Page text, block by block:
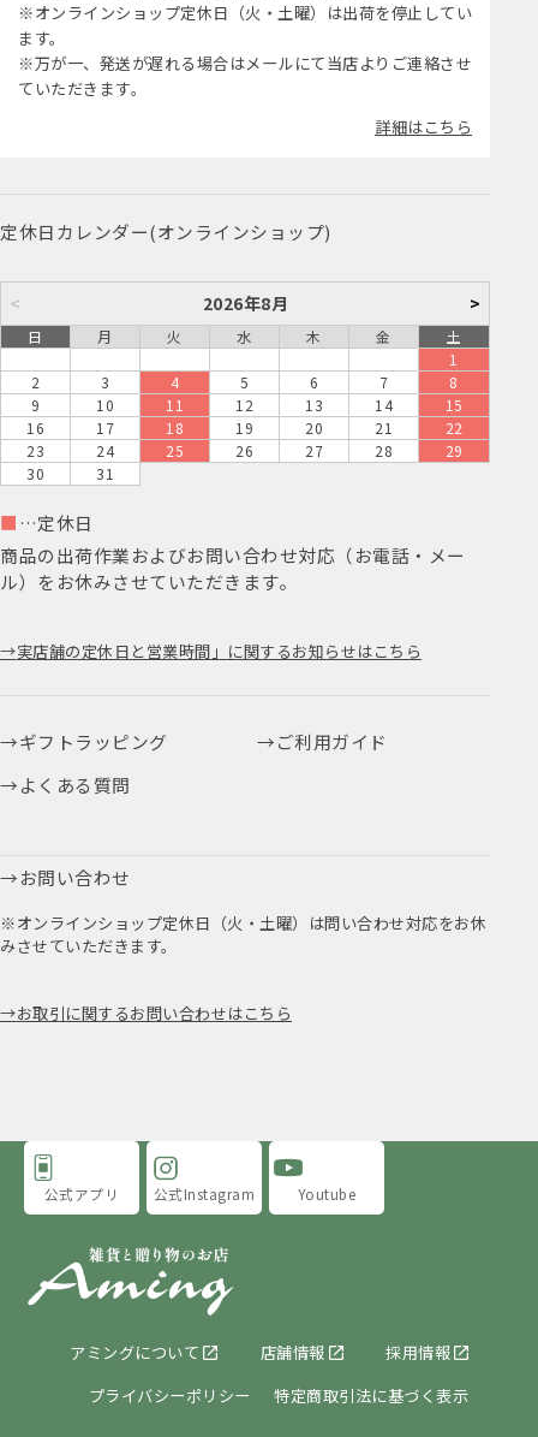
※オンラインショップ定休日（火・土曜）は出荷を停止してい
ます。
※万が一、発送が遅れる場合はメールにて当店よりご連絡させ
ていただきます。
詳細はこちら
定休日カレンダー(オンラインショップ)
< 2026年8月 >
日 月 火 水 木 金
土
1
2
3 4 5 6 7
8
9
10 11 12 13 14
15
16
17 18 19 20 21
22
23
24 25 26 27 28
29
30
31
■ …定休日
商品の出荷作業およびお問い合わせ対応（お電話・メー
ル）をお休みさせていただきます。
実店舗の定休日と営業時間」に関するお知らせはこちら
ギフトラッピング
ご利用ガイド
よくある質問
お問い合わせ
※オンラインショップ定休日（火・土曜）は問い合わせ対応をお休
みさせていただきます。
お取引に関するお問い合わせはこちら
アミングについて 店舗情報
採用情報
プライバシーポリシー
特定商取引法に基づく表示
公式アプリ 公式Instagram Youtube